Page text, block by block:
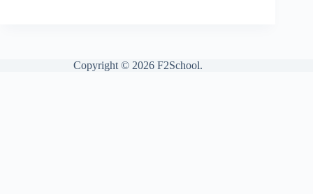
Copyright © 2026 F2School.